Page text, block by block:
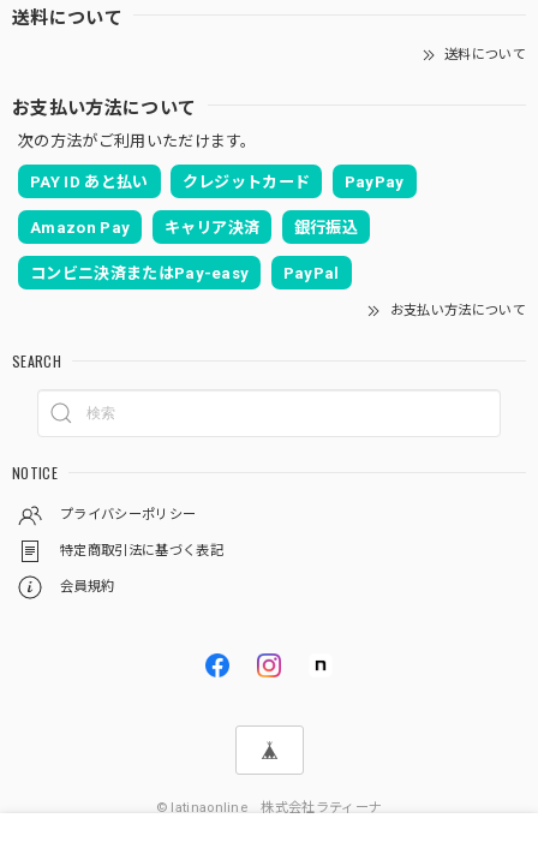
送料について
送料について
お支払い方法について
次の方法がご利用いただけます。
PAY ID あと払い クレジットカード PayPay
Amazon Pay キャリア決済 銀行振込
コンビニ決済またはPay-easy PayPal
お支払い方法について
SEARCH
NOTICE
プライバシーポリシー
特定商取引法に基づく表記
会員規約
© latinaonline 株式会社ラティーナ